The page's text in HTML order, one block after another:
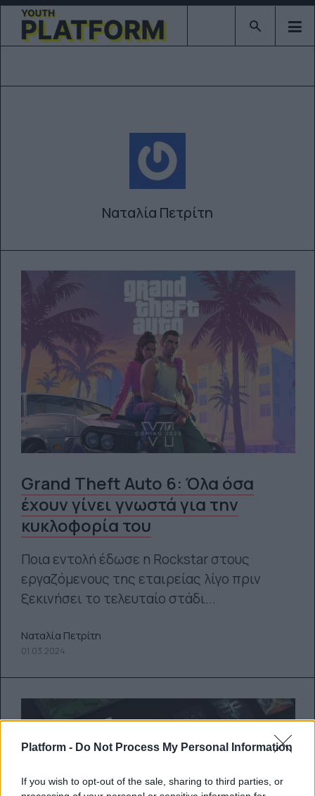
Platform - Do Not Process My Personal Information
If you wish to opt-out of the sale, sharing to third parties, or
Type 2 or
Ναταλία Πετρίτη
Grand Theft Auto 6: Όλα όσα
έχουν γίνει γνωστά για την
κυκλοφορία του
Ποια εντολή έδωσε η Rockstar στους
εργαζόμενους της εταιρείας λίγο πριν
ξεκινήσει το τελευταίο στάδι...
Ναταλία Πετρίτη
01.03.2024